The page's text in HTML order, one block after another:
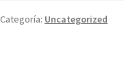
Categoría: Uncategorized